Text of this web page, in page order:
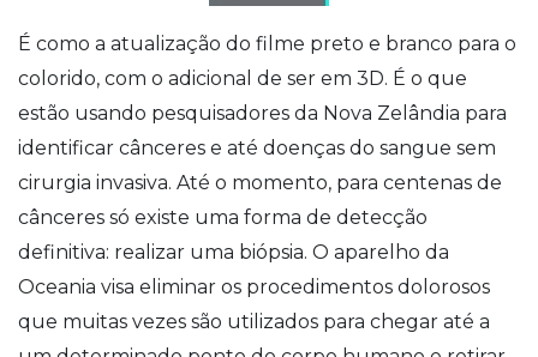
É como a atualização do filme preto e branco para o
colorido, com o adicional de ser em 3D. É o que
estão usando pesquisadores da Nova Zelândia para
identificar cânceres e até doenças do sangue sem
cirurgia invasiva. Até o momento, para centenas de
cânceres só existe uma forma de detecção
definitiva: realizar uma biópsia. O aparelho da
Oceania visa eliminar os procedimentos dolorosos
que muitas vezes são utilizados para chegar até a